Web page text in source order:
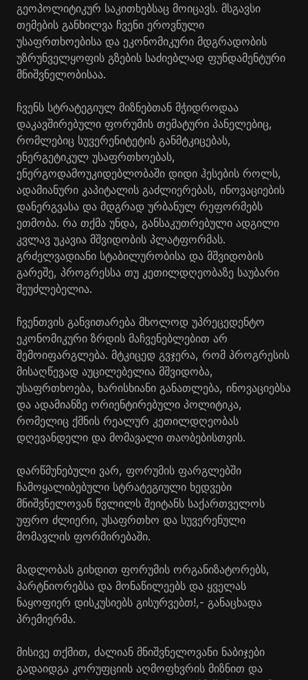
გეოპოლიტიკურ საკითხებსაც მოიცავს. მსგავსი
თემების განხილვა ჩვენი ეროვნული
უსაფრთხოებისა და ეკონომიკური მდგრადობის
უზრუნველყოფის გზების საძიებლად ფუნდამენტური
მნიშვნელობისაა.
ჩვენს სტრატეგიულ მიზნებთან მჭიდროდაა
დაკავშირებული ფორუმის თემატური პანელებიც,
რომლებიც სუვერენიტეტის განმტკიცებას,
ენერგეტიკულ უსაფრთხოებას,
ენერგოდამოუკიდებლობაში დიდი ჰესების როლს,
ადამიანური კაპიტალის გაძლიერებას, ინოვაციების
დანერგვასა და მდგრად ურბანულ რეფორმებს
ეთმობა. რა თქმა უნდა, განსაკუთრებული ადგილი
კვლავ უკავია მშვიდობის პლატფორმას.
გრძელვადიანი სტაბილურობისა და მშვიდობის
გარეშე, პროგრესსა თუ კეთილდღეობაზე საუბარი
შეუძლებელია.
ჩვენთვის განვითარება მხოლოდ უპრეცედენტო
ეკონომიკური ზრდის მაჩვენებლებით არ
შემოიფარგლება. მტკიცედ გვჯერა, რომ პროგრესის
მისაღწევად აუცილებელია მშვიდობა,
უსაფრთხოება, ხარისხიანი განათლება, ინოვაციებსა
და ადამიანზე ორიენტირებული პოლიტიკა,
რომელიც ქმნის რეალურ კეთილდღეობას
დღევანდელი და მომავალი თაობებისთვის.
დარწმუნებული ვარ, ფორუმის ფარგლებში
ჩამოყალიბებული სტრატეგიული ხედვები
მნიშვნელოვან წვლილს შეიტანს საქართველოს
უფრო ძლიერი, უსაფრთხო და სუვერენული
მომავლის ფორმირებაში.
მადლობას გიხდით ფორუმის ორგანიზატორებს,
პარტნიორებსა და მონაწილეებს და ყველას
ნაყოფიერ დისკუსიებს გისურვებთ!,- განაცხადა
პრემიერმა.
მისივე თქმით, ძალიან მნიშვნელოვანი ნაბიჯები
გადაიდგა კორუფციის აღმოფხვრის მიზნით და